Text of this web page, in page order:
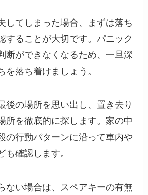
してしまった場合、まずは落ち
することが大切です。パニック
断ができなくなるため、一旦深
落ち着けましょう。
後の場所を思い出し、置き去り
所を徹底的に探します。家の中
の行動パターンに沿って車内や
確認します。
ない場合は、スペアキーの有無